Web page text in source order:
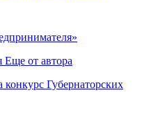
Еще от автора
конкурс Губернаторских